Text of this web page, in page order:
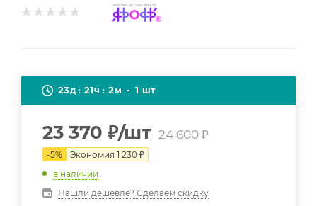
23д 21ч 2м 1 шт
23 370 ₽/шт 24 600₽
-5% Экономия 1 230 ₽
в наличии
Нашли дешевле? Сделаем скидку